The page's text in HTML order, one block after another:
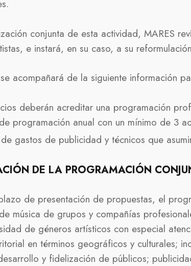
conjunta de esta actividad, MARES
e instará, en su caso, a su
acompañará de la siguiente información
deberán acreditar una programación
programación anual con un mínimo de 3
gastos de publicidad y técnicos que
DE LA PROGRAMACIÓN
de presentación de propuestas, el
música de grupos y compañías
de géneros artísticos con especial
en términos geográficos y culturales;
y fidelización de públicos;